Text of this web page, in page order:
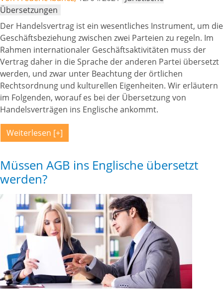
Übersetzungen
Der Handelsvertrag ist ein wesentliches Instrument, um die
Geschäftsbeziehung zwischen zwei Parteien zu regeln. Im
Rahmen internationaler Geschäftsaktivitäten muss der
Vertrag daher in die Sprache der anderen Partei übersetzt
werden, und zwar unter Beachtung der örtlichen
Rechtsordnung und kulturellen Eigenheiten. Wir erläutern
im Folgenden, worauf es bei der Übersetzung von
Handelsverträgen ins Englische ankommt.
Weiterlesen
Müssen AGB ins Englische übersetzt
werden?